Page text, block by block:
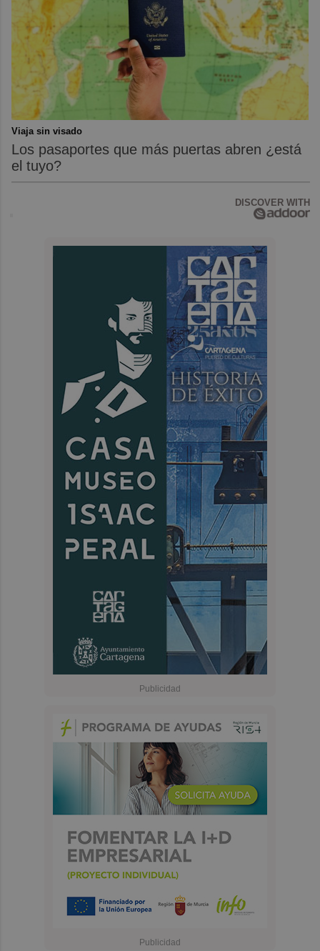
Viaja sin visado
Los pasaportes que más puertas abren ¿está
el tuyo?
DISCOVER WITH